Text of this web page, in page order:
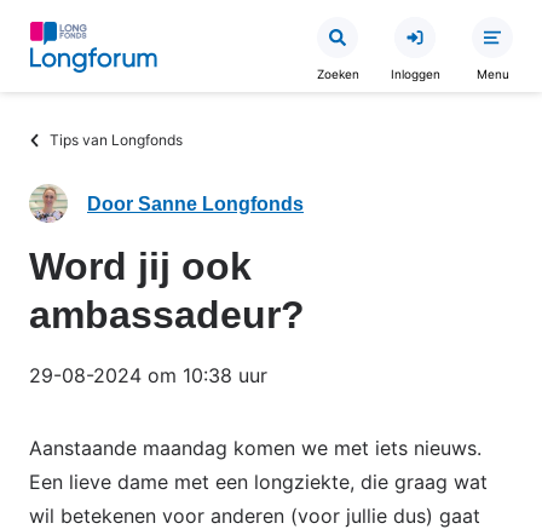
Overslaan
inhoud
gaan
Zoeken Inloggen Menu
Kruimelpad
Tips van Longfonds
Door Sanne Longfonds
Word jij ook
ambassadeur?
29-08-2024 om 10:38 uur
Aanstaande maandag komen we met iets nieuws.
Een lieve dame met een longziekte, die graag wat
wil betekenen voor anderen (voor jullie dus) gaat